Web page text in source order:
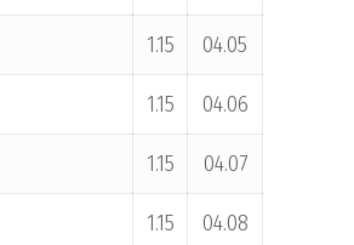
1.15 04.05
1.15 04.06
1.15 04.07
1.15 04.08